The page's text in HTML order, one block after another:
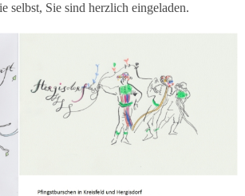
Sie sind herzlich eingeladen.